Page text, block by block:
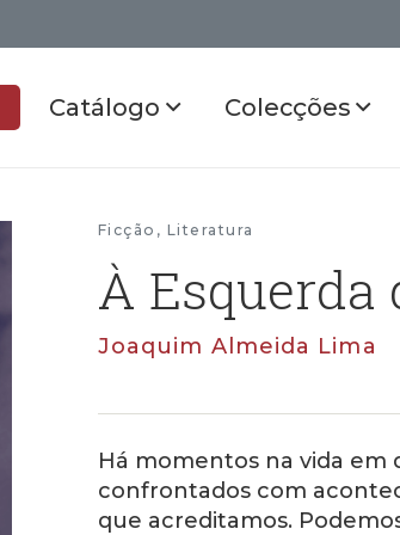
Catálogo Colecções
Ficção , Literatura
À Esquerda
Joaquim Almeida Lima
Há momentos na vida em
confrontados com
que acreditamos.